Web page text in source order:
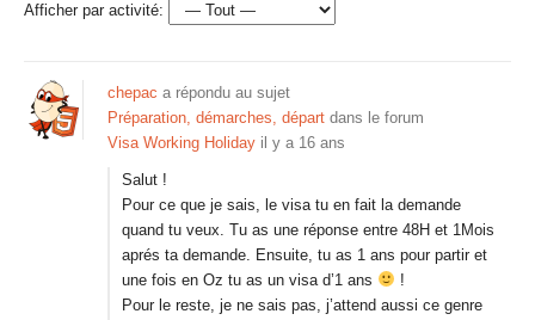
Afficher par activité:
chepac a répondu au sujet
Préparation, démarches, départ dans le forum
Visa Working Holiday il y a 16 ans
Salut !
Pour ce que je sais, le visa tu en fait la demande
quand tu veux. Tu as une réponse entre 48H et 1Mois
aprés ta demande. Ensuite, tu as 1 ans pour partir et
une fois en Oz tu as un visa d’1 ans
!
Pour le reste, je ne sais pas, j’attend aussi ce genre